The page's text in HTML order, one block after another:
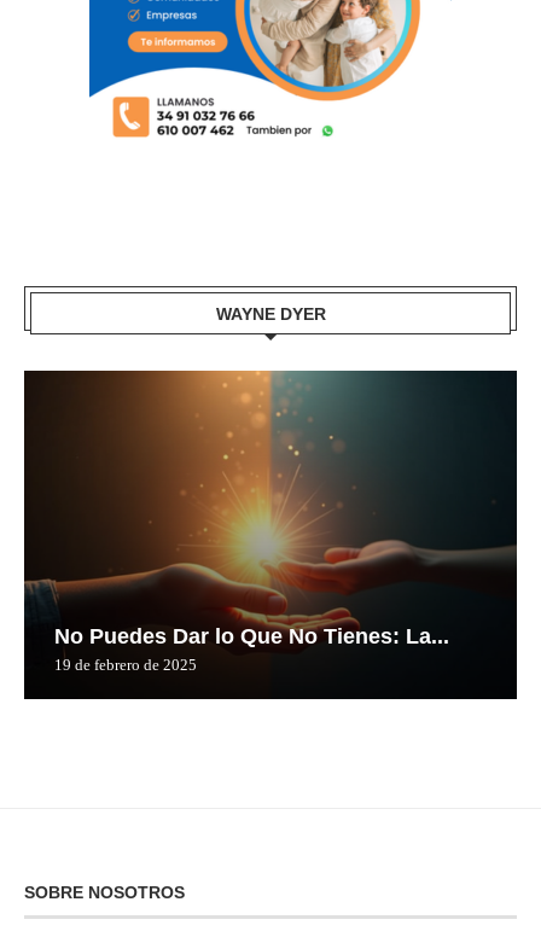
WAYNE DYER
No Puedes Dar lo Que No Tienes: La...
19 de febrero de 2025
SOBRE NOSOTROS